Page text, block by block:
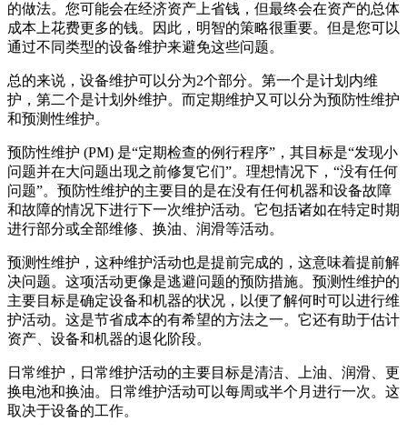
的做法。您可能会在经济资产上省钱，但最终会在资产的总体
成本上花费更多的钱。因此，明智的策略很重要。但是您可以
通过不同类型的设备维护来避免这些问题。
总的来说，设备维护可以分为2个部分。第一个是计划内维
护，第二个是计划外维护。而定期维护又可以分为预防性维护
和预测性维护。
预防性维护 (PM) 是“定期检查的例行程序”，其目标是“发现小
问题并在大问题出现之前修复它们”。理想情况下，“没有任何
问题”。预防性维护的主要目的是在没有任何机器和设备故障
和故障的情况下进行下一次维护活动。它包括诸如在特定时期
进行部分或全部维修、换油、润滑等活动。
预测性维护，这种维护活动也是提前完成的，这意味着提前解
决问题。这项活动更像是逃避问题的预防措施。预测性维护的
主要目标是确定设备和机器的状况，以便了解何时可以进行维
护活动。这是节省成本的有希望的方法之一。它还有助于估计
资产、设备和机器的退化阶段。
日常维护，日常维护活动的主要目标是清洁、上油、润滑、更
换电池和换油。日常维护活动可以每周或半个月进行一次。这
取决于设备的工作。